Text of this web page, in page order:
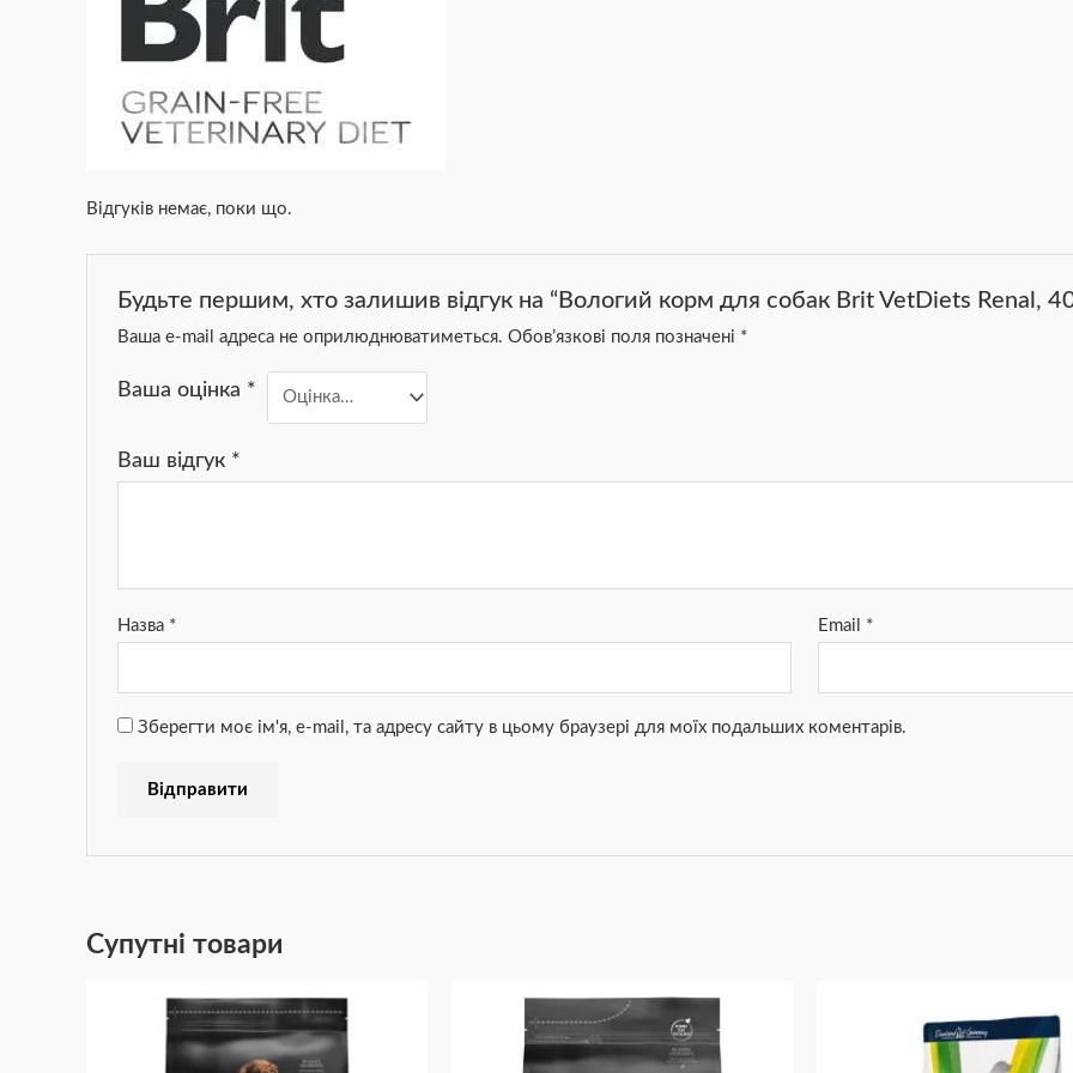
Відгуків немає, поки що.
Будьте першим, хто залишив відгук на “Вологий корм для собак Brit VetDiets Renal,
Ваша e-mail адреса не оприлюднюватиметься. Обов’язкові поля позначені *
Ваша оцінка *
Ваш відгук *
Назва * Email *
Зберегти моє ім'я, e-mail, та адресу сайту в цьому браузері для моїх подальших коментарів.
Супутні товари